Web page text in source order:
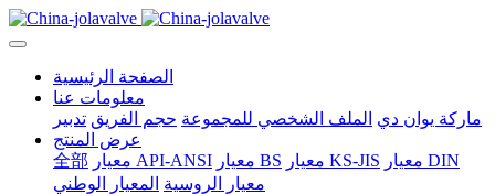
الصفحة الرئيسية
معلومات عنا
ماركة يوان دي الملف الشخصي للمجموعة حجم الفريق تدبير
عرض المنتج
全部
معيار API-ANSI معيار BS معيار KS-JIS
معيار DIN
معيار الروسية المعيار الوطني